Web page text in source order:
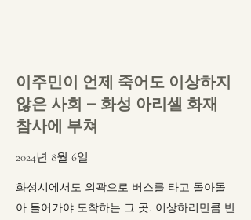
이주민이 언제 죽어도 이상하지
않은 사회 – 화성 아리셀 화재
참사에 부쳐
2024년 8월 6일
화성시에서도 외곽으로 버스를 타고 돌아돌
아 들어가야 도착하는 그 곳. 이상하리만큼 반